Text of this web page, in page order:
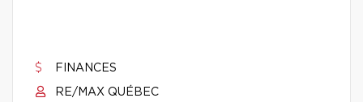
FINANCES
RE/MAX QUÉBEC